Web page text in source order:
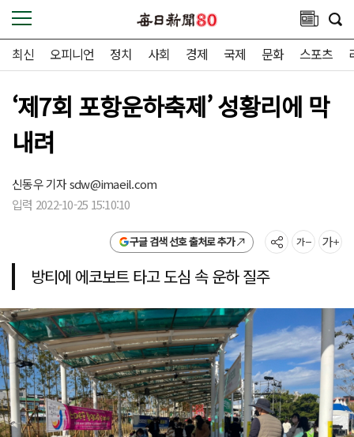
최신 오피니언 정치 사회 경제 국제 문화 스포츠
‘제7회 포항운하축제’ 성황리에 막
내려
신동우 기자sdw@imaeil.com
입력 2022-10-25 15:10:10
구글 검색 선호 출처로 추가
방티에 에코보트 타고 도심 속 운하 질주